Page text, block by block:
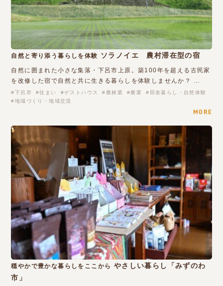
自然と寄り添う暮らしを体験 ソラノイエ 農村滞在型の宿
自然に囲まれた小さな集落・下呂市上原。築100年を超える古民家
を改修した宿で自然と共に生きる暮らしを体験しませんか？ …
下呂市 住まい ゲストハウス 農林業 農業
田舎暮らし・自然体験
地域づくり・地域交流
MORE
穏やかで豊かな暮らしをここから やさしい暮らし「みずのわ
市」